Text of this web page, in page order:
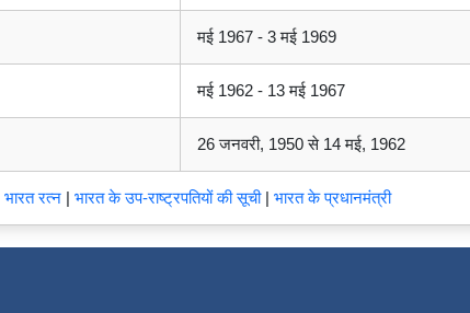
मई 1967 - 3 मई 1969
मई 1962 - 13 मई 1967
26 जनवरी, 1950 से 14 मई, 1962
भारत रत्न | भारत के उप-राष्ट्रपतियों की सूची| भारत के प्रधानमंत्री